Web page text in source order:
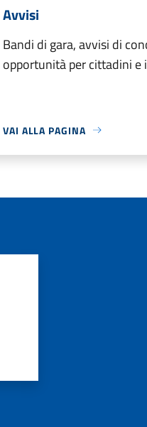
Avvisi
Bandi di gara, avvisi di
opportunità per cittadini e
VAI ALLA PAGINA